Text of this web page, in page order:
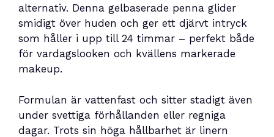
alternativ. Denna gelbaserade penna glider
smidigt över huden och ger ett djärvt intryck
som håller i upp till 24 timmar – perfekt både
för vardagslooken och kvällens markerade
makeup.
Formulan är vattenfast och sitter stadigt även
under svettiga förhållanden eller regniga
dagar. Trots sin höga hållbarhet är linern